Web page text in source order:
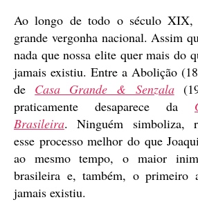
Ao longo de todo o século XIX,
grande vergonha nacional. Assim
nada que nossa elite quer mais do
jamais existiu. Entre a Abolição
de Casa Grande & Senzala
praticamente desaparece da
Brasileira. Ninguém simboliza,
esse processo melhor do que
ao mesmo tempo, o maior
brasileira e, também, o primeiro
jamais existiu.